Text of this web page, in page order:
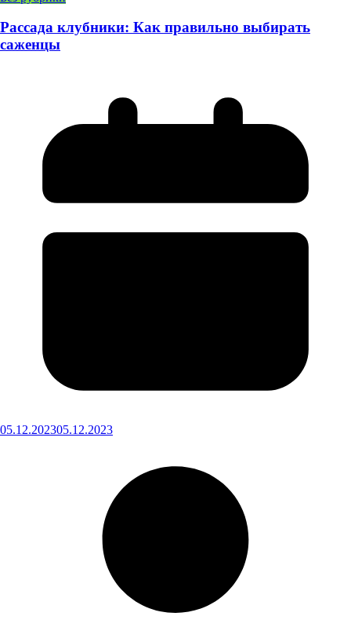
Рассада клубники: Как правильно выбирать
саженцы
05.12.202305.12.2023